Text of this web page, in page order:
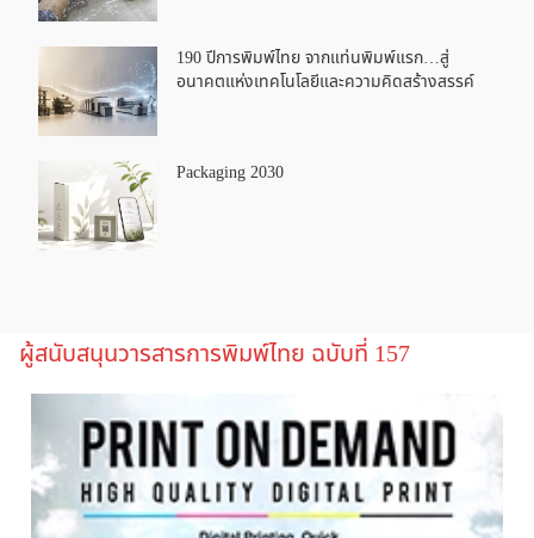
190 ปีการพิมพ์ไทย จากแท่นพิมพ์แรก…สู่
อนาคตแห่งเทคโนโลยีและความคิดสร้างสรรค์
Packaging 2030
ผู้สนับสนุนวารสารการพิมพ์ไทย ฉบับที่ 157